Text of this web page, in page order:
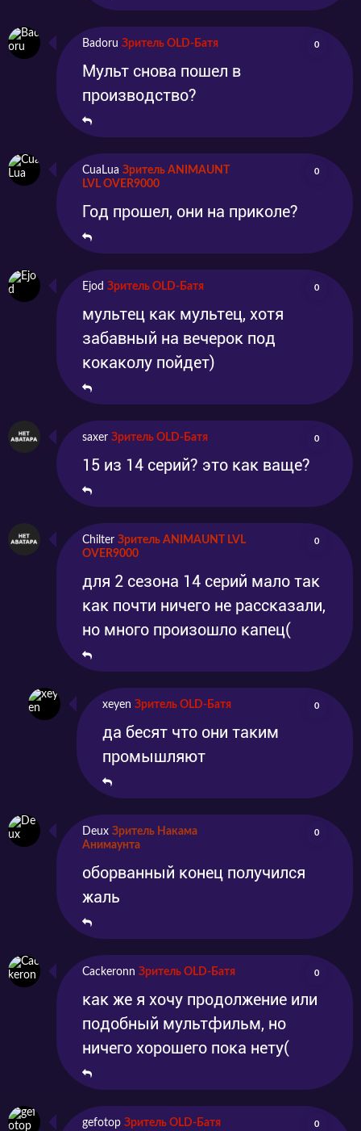
Badoru Зритель OLD-Батя 0
Мульт снова пошел в
производство?
CuaLua Зритель ANIMAUNT
LVL OVER9000
0
Год прошел, они на приколе?
Ejod Зритель OLD-Батя 0
мультец как мультец, хотя
забавный на вечерок под
кокаколу пойдет)
saxer Зритель OLD-Батя 0
15 из 14 серий? это как ваще?
Chilter Зритель ANIMAUNT LVL
OVER9000
0
для 2 сезона 14 серий мало так
как почти ничего не рассказали,
но много произошло капец(
xeyen Зритель OLD-Батя 0
да бесят что они таким
промышляют
Deux Зритель Накама
Анимаунта
0
оборванный конец получился
жаль
Cackeronn Зритель OLD-Батя 0
как же я хочу продолжение или
подобный мультфильм, но
ничего хорошего пока нету(
gefotop Зритель OLD-Батя 0